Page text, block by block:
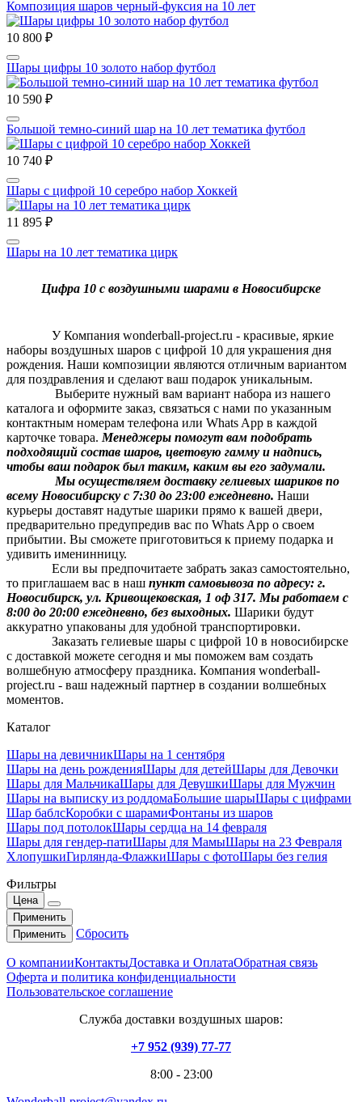
Композиция шаров черный-фуксия на 10 лет
10 800 ₽
Шары цифры 10 золото набор футбол
10 590 ₽
Большой темно-синий шар на 10 лет тематика футбол
10 740 ₽
Шары с цифрой 10 серебро набор Хоккей
11 895 ₽
Шары на 10 лет тематика цирк
Цифра 10 с воздушными шарами в Новосибирске
У Компания wonderball-project.ru - красивые, яркие
наборы воздушных шаров с цифрой 10 для украшения дня
рождения. Наши композиции являются отличным вариантом
для поздравления и сделают ваш подарок уникальным.
Выберите нужный вам вариант набора из нашего
каталога и оформите заказ, связаться с нами по указанным
контактным номерам телефона или Whats App в каждой
карточке товара. Менеджеры помогут вам подобрать
подходящий состав шаров, цветовую гамму и надпись,
чтобы ваш подарок был таким, каким вы его задумали.
Мы осуществляем доставку гелиевых шариков по
всему Новосибирску с 7:30 до 23:00 ежедневно. Наши
курьеры доставят надутые шарики прямо к вашей двери,
предварительно предупредив вас по Whats App о своем
прибытии. Вы сможете приготовиться к приему подарка и
удивить именинницу.
Если вы предпочитаете забрать заказ самостоятельно,
то приглашаем вас в наш пункт самовывоза по адресу: г.
Новосибирск, ул. Кривощековская, 1 оф 317. Мы работаем с
8:00 до 20:00 ежедневно, без выходных. Шарики будут
аккуратно упакованы для удобной транспортировки.
Заказать гелиевые шары с цифрой 10 в новосибирске
с доставкой можете сегодня и мы поможем вам создать
волшебную атмосферу праздника. Компания wonderball-
project.ru - ваш надежный партнер в создании волшебных
моментов.
Каталог
Шары на девичникШары на 1 сентября
Шары на день рожденияШары для детейШары для Девочки
Шары для МальчикаШары для ДевушкиШары для Мужчин
Шары на выписку из роддомаБольшие шарыШары с цифрами
Шар баблсКоробки с шарамиФонтаны из шаров
Шары под потолокШары сердца на 14 февраля
Шары для гендер-патиШары для МамыШары на 23 Февраля
ХлопушкиГирлянда-ФлажкиШары с фотоШары без гелия
Фильтры
Цена
Применить
Применить
Сбросить
О компанииКонтактыДоставка и ОплатаОбратная связь
Оферта и политика конфиденциальности
Пользовательское соглашение
Служба доставки воздушных шаров:
+7 952 (939) 77-77
8:00 - 23:00